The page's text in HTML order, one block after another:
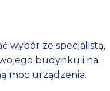
wybór ze specjalistą,
budynku i na
moc urządzenia.